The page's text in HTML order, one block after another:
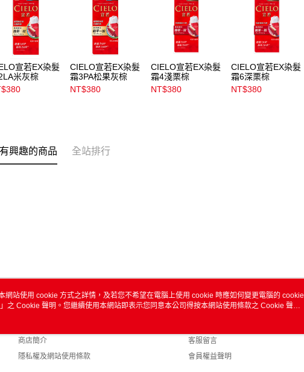
宣若EX染髮
米灰棕
CIELO宣若EX染髮
霜3PA松果灰棕
NT$380
CIELO宣若EX染髮
霜4淺栗棕
NT$380
CIELO宣若EX染髮
霜6深栗棕
NT$380
興趣的商品 全站排行
關於我們
商店簡介
隱私權及網站使用條款
客服資訊
客服留言
會員權益聲明
網站使用 cookie 方式之詳情，及若您不希望在電腦上使用 cookie 時應如何變更電腦的 cookie
」之 Cookie 聲明。您繼續使用本網站即表示您同意本公司得按本網站使用條款之 Cookie 聲明